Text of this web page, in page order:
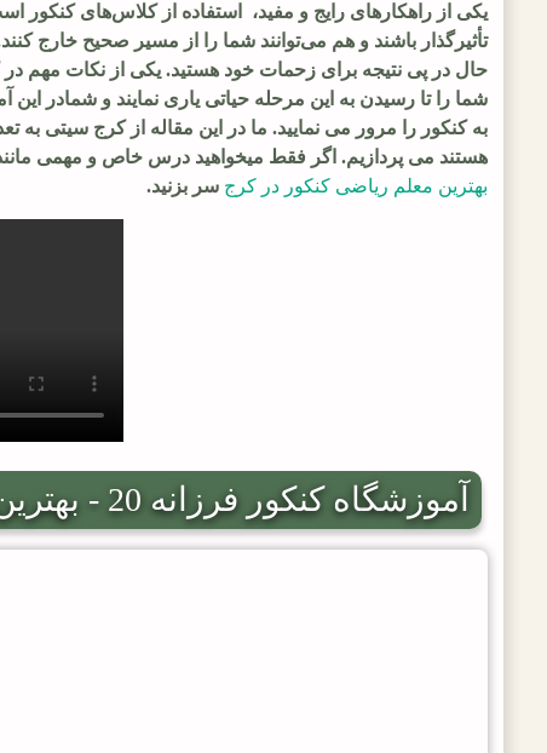
یکی از راهکارهای رایج و مفید، استفاده از کلاس‌های
تأثیرگذار باشند و هم می‌توانند شما را از مسیر صحیح خارج
حال در پی نتیجه برای زحمات خود هستید. یکی از نکات مهم
شما را تا رسیدن به این مرحله حیاتی یاری نمایند و
به کنکور را مرور می نمایید. ما در این مقاله از کرج سیتی
هستند می پردازیم. اگر فقط میخواهید درس خاص و مهمی
بهترین معلم ریاضی کنکور در کرج سر بزنید.
آموزشگاه کنکور فرزانه 20 - بهترین آموزشگاه کنکور در کرج